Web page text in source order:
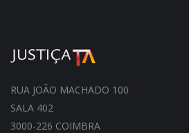
RUA JOÃO MACHADO 100
SALA 402
3000-226 COIMBRA